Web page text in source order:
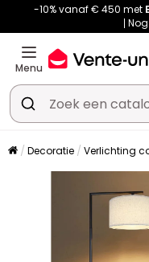
-10% vanaf € 450 met
Nog:
Menu
Decoratie Verlichting